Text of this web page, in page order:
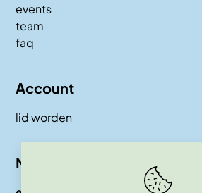
events
team
faq
Account
lid worden
Nieuwsbrief